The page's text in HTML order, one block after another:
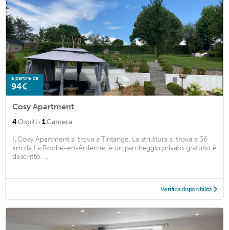
a partire da
94€
Cosy Apartment
4Ospiti · 1Camera
Il Cosy Apartment si trova a Tintange. La struttura si trova a 36
km da La Roche-en-Ardenne, e un parcheggio privato gratuito è
descritto. ...
Verifica disponibilità